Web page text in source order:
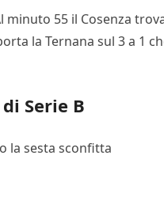
minuto 55 il Cosenza
la Ternana sul 3 a 1
Serie B
la sesta sconfitta